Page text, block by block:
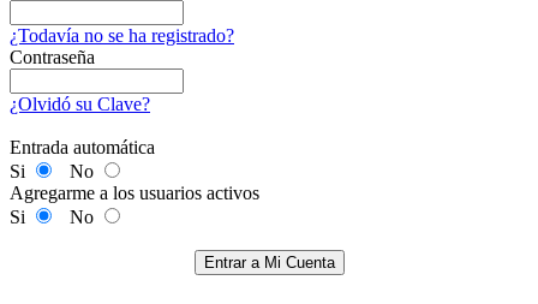
¿Todavía no se ha registrado?
Contraseña
¿Olvidó su Clave?
Entrada automática
Si
No
Agregarme a los usuarios activos
Si
No
Entrar a Mi Cuenta